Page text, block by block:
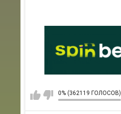
0% (362119 ГОЛОСОВ)